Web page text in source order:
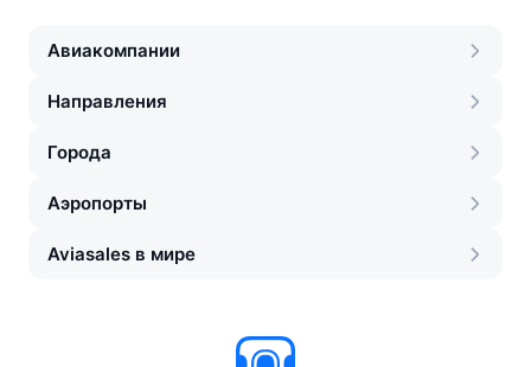
Авиакомпании
Направления
Города
Аэропорты
Aviasales в мире